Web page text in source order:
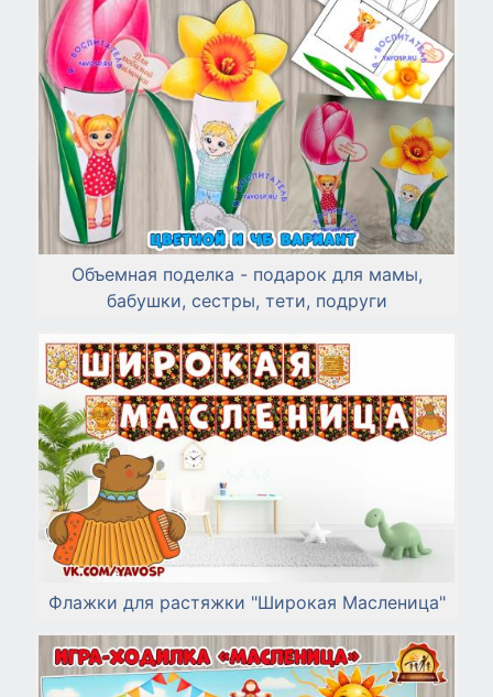
Объемная поделка - подарок для мамы,
бабушки, сестры, тети, подруги
Флажки для растяжки "Широкая Масленица"